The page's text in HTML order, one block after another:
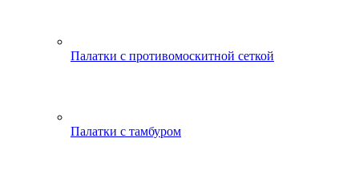
Палатки с противомоскитной сеткой
Палатки с тамбуром